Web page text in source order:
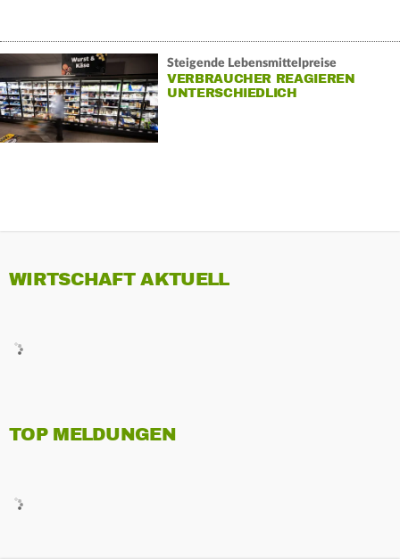
Steigende Lebensmittelpreise
VERBRAUCHER REAGIEREN
UNTERSCHIEDLICH
WIRTSCHAFT AKTUELL
TOP MELDUNGEN